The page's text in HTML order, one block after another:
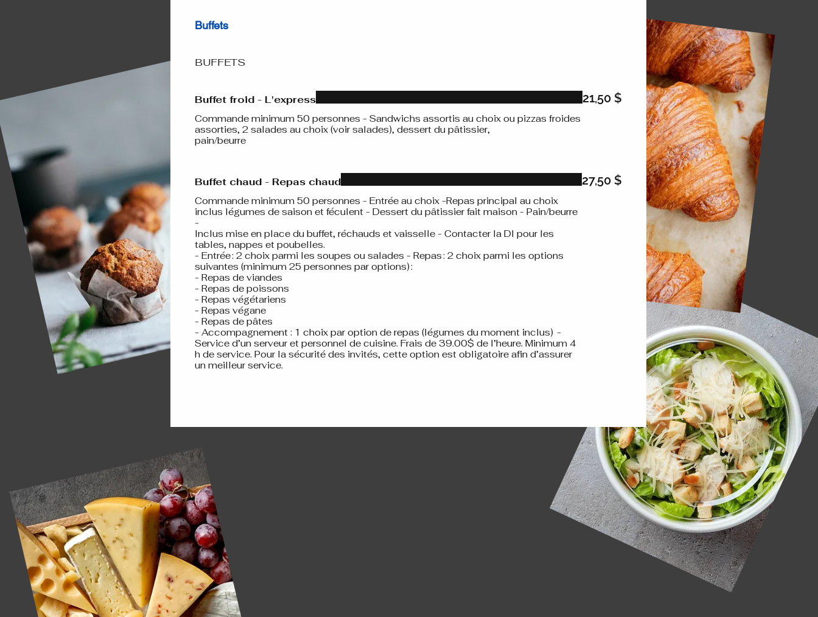
Buffets
BUFFETS
Buffet froid - L'express
Commande minimum 50 personnes - Sandwichs assortis au choix ou pizzas froides
assorties, 2 salades au choix (voir salades), dessert du pâtissier,
pain/beurre
21,50 $
Buffet chaud - Repas chaud
Commande minimum 50 personnes - Entrée au choix -Repas principal au choix
inclus légumes de saison et féculent - Dessert du pâtissier fait maison - Pain/beurre
-
Inclus mise en place du buffet, réchauds et vaisselle - Contacter la DI pour les
tables, nappes et poubelles.
- Entrée : 2 choix parmi les soupes ou salades - Repas : 2 choix parmi les options
suivantes (minimum 25 personnes par options) :
- Repas de viandes
- Repas de poissons
- Repas végétariens
- Repas végane
- Repas de pâtes
- Accompagnement : 1 choix par option de repas (légumes du moment inclus) -
Service d’un serveur et personnel de cuisine. Frais de 39.00$ de l’heure. Minimum 4
h de service. Pour la sécurité des invités, cette option est obligatoire afin d’assurer
un meilleur service.
27,50 $